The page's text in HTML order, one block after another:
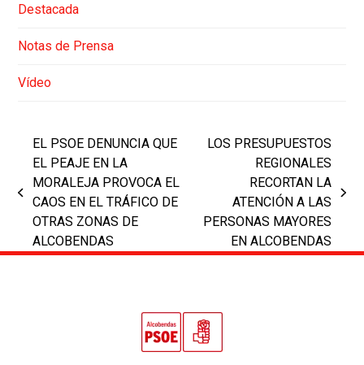
Destacada
Notas de Prensa
Vídeo
previous
post:
EL PSOE DENUNCIA QUE
EL PEAJE EN LA
MORALEJA PROVOCA EL
CAOS EN EL TRÁFICO DE
OTRAS ZONAS DE
ALCOBENDAS
post:
LOS PRESUPUESTOS
REGIONALES
RECORTAN LA
ATENCIÓN A LAS
PERSONAS MAYORES
EN ALCOBENDAS